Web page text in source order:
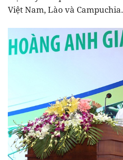
Việt Nam, Lào và Campuchia.